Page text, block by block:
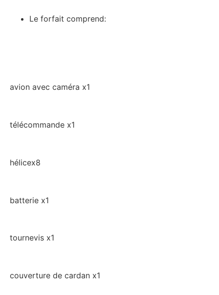
Le forfait comprend:
avion avec caméra x1
télécommande x1
hélicex8
batterie x1
tournevis x1
couverture de cardan x1